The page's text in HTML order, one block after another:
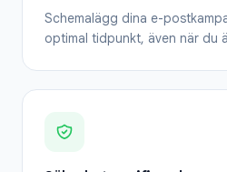
Schemalägg dina e-
optimal tidpunkt, även när du